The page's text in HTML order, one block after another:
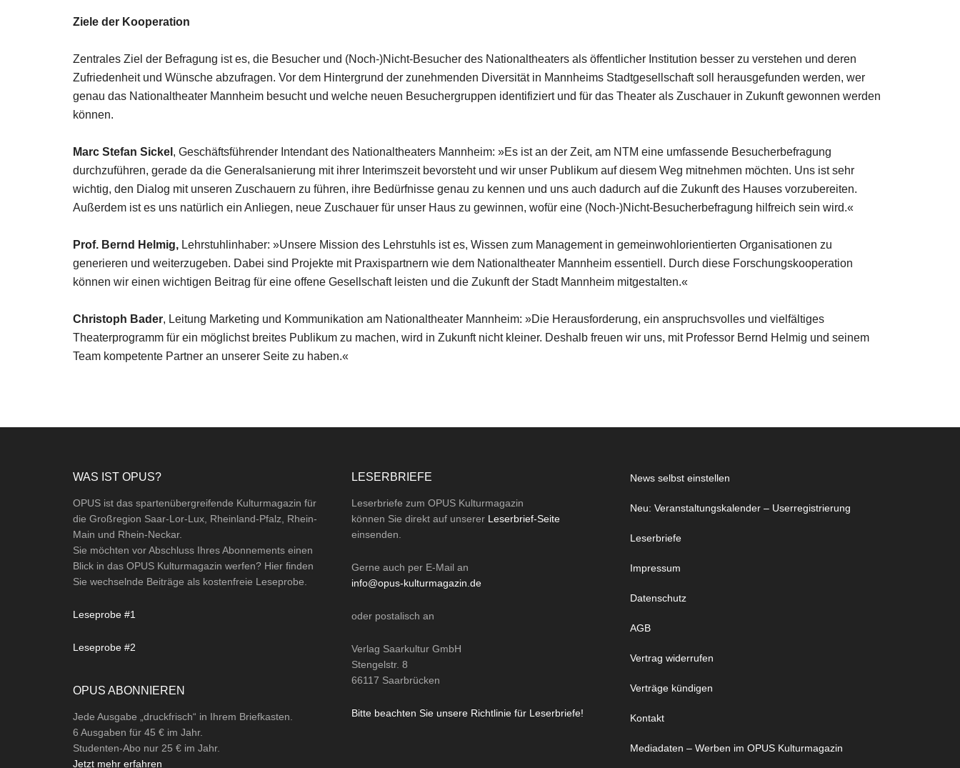
Ziele der Kooperation
Zentrales Ziel der Befragung ist es, die Besucher und (Noch-)Nicht-Besucher des Nationaltheaters als öffentlicher Institution besser zu verstehen und deren
Zufriedenheit und Wünsche abzufragen. Vor dem Hintergrund der zunehmenden Diversität in Mannheims Stadtgesellschaft soll herausgefunden werden, wer
genau das Nationaltheater Mannheim besucht und welche neuen Besuchergruppen identifiziert und für das Theater als Zuschauer in Zukunft gewonnen werden
können.
Marc Stefan Sickel , Geschäftsführender Intendant des Nationaltheaters Mannheim: »Es ist an der Zeit, am NTM eine umfassende Besucherbefragung
durchzuführen, gerade da die Generalsanierung mit ihrer Interimszeit bevorsteht und wir unser Publikum auf diesem Weg mitnehmen möchten. Uns ist sehr
wichtig, den Dialog mit unseren Zuschauern zu führen, ihre Bedürfnisse genau zu kennen und uns auch dadurch auf die Zukunft des Hauses vorzubereiten.
Außerdem ist es uns natürlich ein Anliegen, neue Zuschauer für unser Haus zu gewinnen, wofür eine (Noch-)Nicht-Besucherbefragung hilfreich sein wird.«
Prof. Bernd Helmig, Lehrstuhlinhaber: »Unsere Mission des Lehrstuhls ist es, Wissen zum Management in gemeinwohlorientierten Organisationen zu
generieren und weiterzugeben. Dabei sind Projekte mit Praxispartnern wie dem Nationaltheater Mannheim essentiell. Durch diese Forschungskooperation
können wir einen wichtigen Beitrag für eine offene Gesellschaft leisten und die Zukunft der Stadt Mannheim mitgestalten.«
Christoph Bader, Leitung Marketing und Kommunikation am Nationaltheater Mannheim: »Die Herausforderung, ein anspruchsvolles und vielfältiges
Theaterprogramm für ein möglichst breites Publikum zu machen, wird in Zukunft nicht kleiner. Deshalb freuen wir uns, mit Professor Bernd Helmig und seinem
Team kompetente Partner an unserer Seite zu haben.«
WAS IST OPUS?
OPUS ist das spartenübergreifende Kulturmagazin für
die Großregion Saar-Lor-Lux, Rheinland-Pfalz, Rhein-
Main und Rhein-Neckar.
Sie möchten vor Abschluss Ihres Abonnements einen
Blick in das OPUS Kulturmagazin werfen? Hier finden
Sie wechselnde Beiträge als kostenfreie Leseprobe.
Leseprobe #1
Leseprobe #2
OPUS ABONNIEREN
Jede Ausgabe „druckfrisch“ in Ihrem Briefkasten.
6 Ausgaben für 45 € im Jahr.
Studenten-Abo nur 25 € im Jahr.
Jetzt mehr erfahren
LESERBRIEFE
Leserbriefe zum OPUS Kulturmagazin
können Sie direkt auf unserer Leserbrief-Seite
einsenden.
Gerne auch per E-Mail an
info@opus-kulturmagazin.de
oder postalisch an
Verlag Saarkultur GmbH
Stengelstr. 8
66117 Saarbrücken
Bitte beachten Sie unsere Richtlinie für Leserbriefe!
News selbst einstellen
Neu: Veranstaltungskalender – Userregistrierung
Leserbriefe
Impressum
Datenschutz
AGB
Vertrag widerrufen
Verträge kündigen
Kontakt
Mediadaten – Werben im OPUS Kulturmagazin